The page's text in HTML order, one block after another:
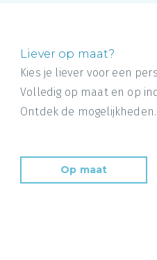
Liever op maat?
Kies je liever voor een
Volledig op maat en op
Ontdek de mogelijkheden.
Op maat